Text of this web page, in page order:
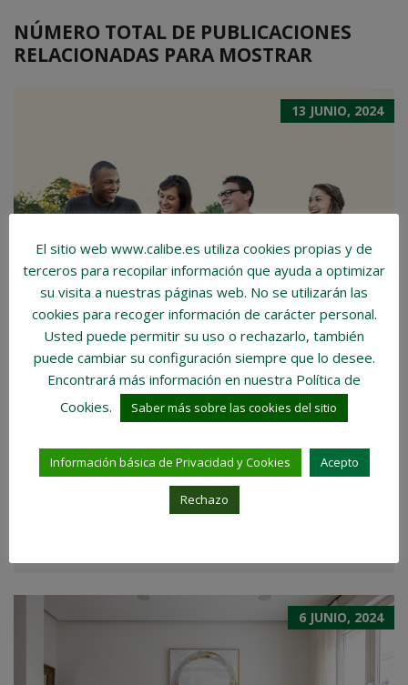
NÚMERO TOTAL DE PUBLICACIONES
RELACIONADAS PARA MOSTRAR
13 JUNIO, 2024
LA NECESIDAD DE VIVIENDA
SOCIAL
LA VIVIENDA SOCIAL La vivienda social se refiere a
menudo, gestionadas por el sector público o
entidades sin ánimo de lucro, con el objetivo de
proporcionar alojamientos asequibles a...
6 JUNIO, 2024
El sitio web www.calibe.es utiliza cookies propias y de
terceros para recopilar información que ayuda a optimizar
su visita a nuestras páginas web. No se utilizarán las
cookies para recoger información de carácter personal.
Usted puede permitir su uso o rechazarlo, también
puede cambiar su configuración siempre que lo desee.
Encontrará más información en nuestra Política de
Cookies.
Saber más sobre las cookies del sitio
Información básica de Privacidad y Cookies Acepto
Rechazo